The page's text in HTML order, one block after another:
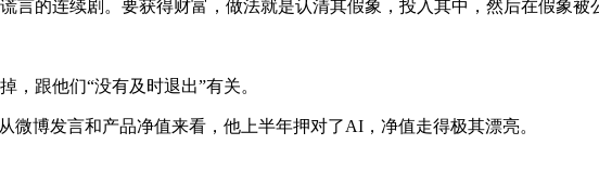
言的连续剧。要获得财富，做法就是认清其假象，投入其中，然后在假象被
，跟他们“没有及时退出”有关。
微博发言和产品净值来看，他上半年押对了AI，净值走得极其漂亮。